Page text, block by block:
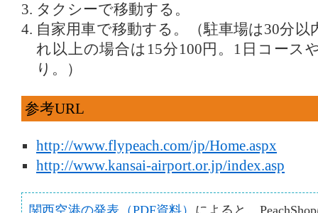
タクシーで移動する。
自家用車で移動する。（駐車場は30分以
れ以上の場合は15分100円。1日コース
り。）
参考URL
http://www.flypeach.com/jp/Home.aspx
http://www.kansai-airport.or.jp/index.asp
関西空港の発表（PDF資料） によると、